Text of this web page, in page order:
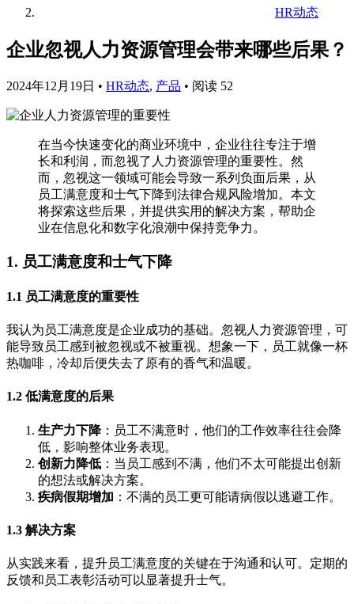
HR动态
企业忽视人力资源管理会带来哪些后果？
2024年12月19日 • HR动态, 产品 • 阅读 52
在当今快速变化的商业环境中，企业往往专注于增
长和利润，而忽视了人力资源管理的重要性。然
而，忽视这一领域可能会导致一系列负面后果，从
员工满意度和士气下降到法律合规风险增加。本文
将探索这些后果，并提供实用的解决方案，帮助企
业在信息化和数字化浪潮中保持竞争力。
1. 员工满意度和士气下降
1.1 员工满意度的重要性
我认为员工满意度是企业成功的基础。忽视人力资源管理，可
能导致员工感到被忽视或不被重视。想象一下，员工就像一杯
热咖啡，冷却后便失去了原有的香气和温暖。
1.2 低满意度的后果
生产力下降：员工不满意时，他们的工作效率往往会降
低，影响整体业务表现。
创新力降低 ：当员工感到不满，他们不太可能提出创新
的想法或解决方案。
疾病假期增加 ：不满的员工更可能请病假以逃避工作。
1.3 解决方案
从实践来看，提升员工满意度的关键在于沟通和认可。定期的
反馈和员工表彰活动可以显著提升士气。